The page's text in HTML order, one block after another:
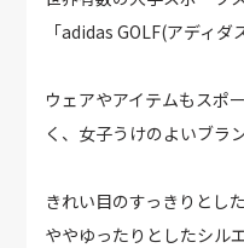
「adidas GOLF(アディダ
ウェアやアイテムもスポ
く、女子うけのよいブラ
きれい目のすっきりとし
ややゆったりとしたシル